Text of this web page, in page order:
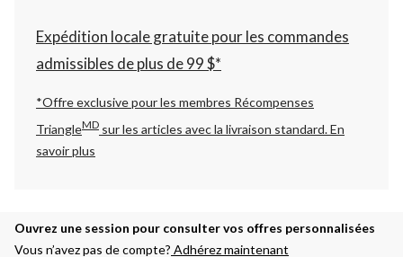
Expédition locale gratuite pour les commandes
admissibles de plus de 99 $*
*Offre exclusive pour les membres Récompenses
TriangleMD sur les articles avec la livraison standard.En
savoir plus
Ouvrez une session pour consulter vos offres personnalisées
Vous n’avez pas de compte? Adhérez maintenant